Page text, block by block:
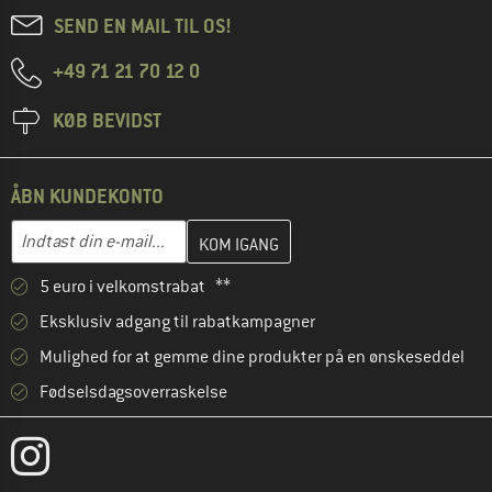
SEND EN MAIL TIL OS!
+49 71 21 70 12 0
KØB BEVIDST
ÅBN KUNDEKONTO
E-mail-adresse
Indtast din e-mailadresse her, og opret i næste trin din
5 euro i velkomstrabat **
Eksklusiv adgang til rabatkampagner
Mulighed for at gemme dine produkter på en ønskeseddel
Fødselsdagsoverraskelse